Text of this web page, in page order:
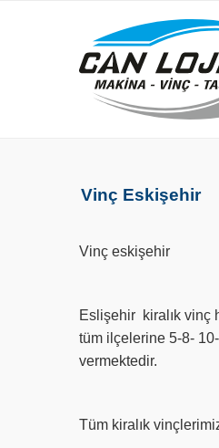
Vinç Eskişehir
Vinç eskişehir
Eslişehir kiralık vinç
tüm ilçelerine 5-8-
vermektedir.
Tüm kiralık